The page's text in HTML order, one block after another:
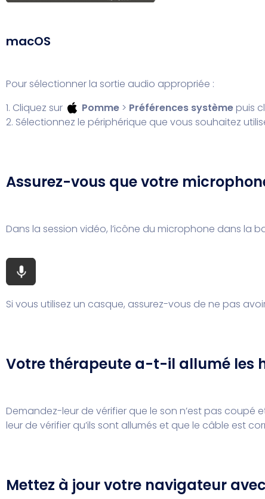
macOS
Pour sélectionner la sortie audio appropriée :
1. Cliquez sur
Pomme > Préférences systèmepuis
2. Sélectionnez le périphérique que vous souhaitez
Assurez-vous que votre
Dans la session vidéo, l’icône du microphone dans la
Si vous utilisez un casque, assurez-vous de ne pas
Votre thérapeute a-t-il allumé les
Demandez-leur de vérifier que le son n’est pas coupé
leur de vérifier qu’ils sont allumés et que le câble est
Mettez à jour votre navigateur